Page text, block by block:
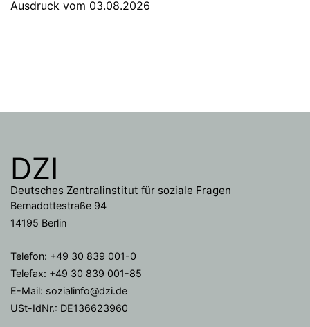
Ausdruck vom 03.08.2026
DZI
Deutsches Zentralinstitut für soziale Fragen
Bernadottestraße 94
14195 Berlin
Telefon: +49 30 839 001-0
Telefax: +49 30 839 001-85
E-Mail: sozialinfo@dzi.de
USt-IdNr.: DE136623960